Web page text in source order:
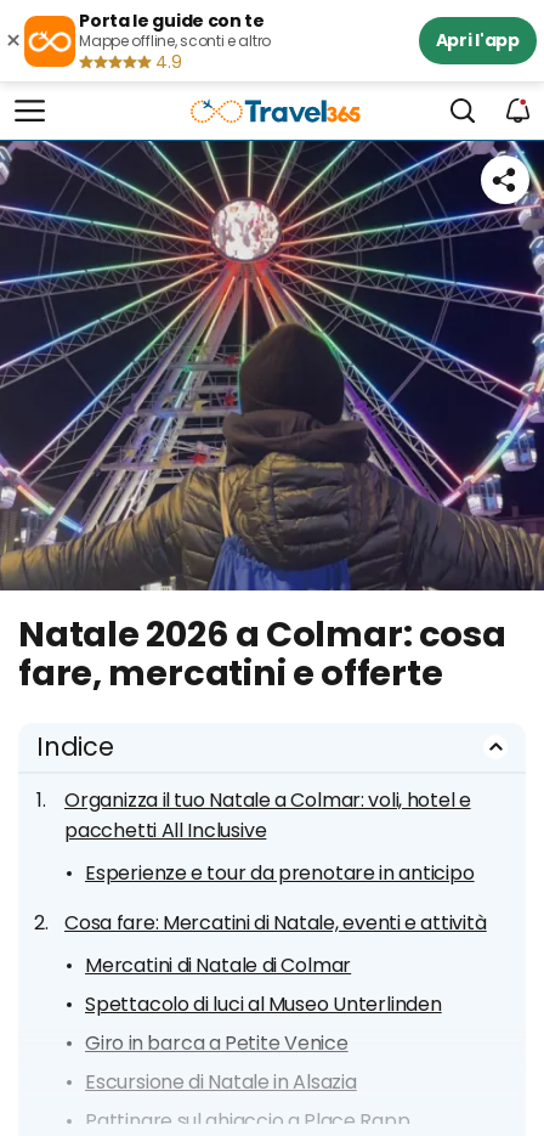
×
Porta le guide con te
Mappe offline, sconti e altro
4.9
Apri l'app
Natale 2026 a Colmar: cosa
fare, mercatini e offerte
Indice
Organizza il tuo Natale a Colmar: voli, hotel e
pacchetti All Inclusive
Esperienze e tour da prenotare in anticipo
Cosa fare: Mercatini di Natale, eventi e attività
Mercatini di Natale di Colmar
Spettacolo di luci al Museo Unterlinden
Giro in barca a Petite Venice
Escursione di Natale in Alsazia
Pattinare sul ghiaccio a Place Rapp